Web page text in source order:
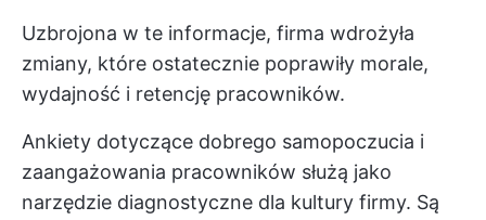
Uzbrojona w te informacje, firma wdrożyła
zmiany, które ostatecznie poprawiły morale,
wydajność i retencję pracowników.
Ankiety dotyczące dobrego samopoczucia i
zaangażowania pracowników służą jako
narzędzie diagnostyczne dla kultury firmy. Są